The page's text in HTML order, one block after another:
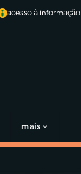
acesso à informação
mais